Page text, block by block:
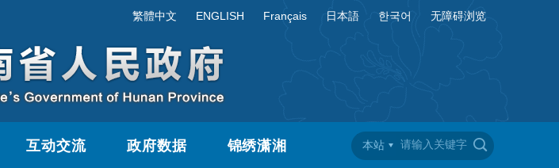
繁體中文 ENGLISH Français 日本語 한국어 无障碍浏览
互动交流 政府数据 锦绣潇湘 本站